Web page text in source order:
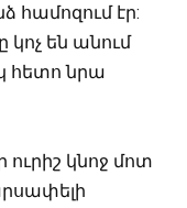
համոզում էր:
կոչ են անում
հետո նրա
կնոջ մոտ